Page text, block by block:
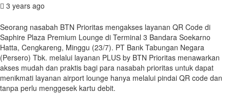
3 years ago
Seorang nasabah BTN Prioritas mengakses layanan QR Code di
Saphire Plaza Premium Lounge di Terminal 3 Bandara Soekarno
Hatta, Cengkareng, Minggu (23/7). PT Bank Tabungan Negara
(Persero) Tbk. melalui layanan PLUS by BTN Prioritas menawarkan
akses mudah dan praktis bagi para nasabah prioritas untuk dapat
menikmati layanan airport lounge hanya melalui pindai QR code dan
tanpa perlu menggesek kartu debit.